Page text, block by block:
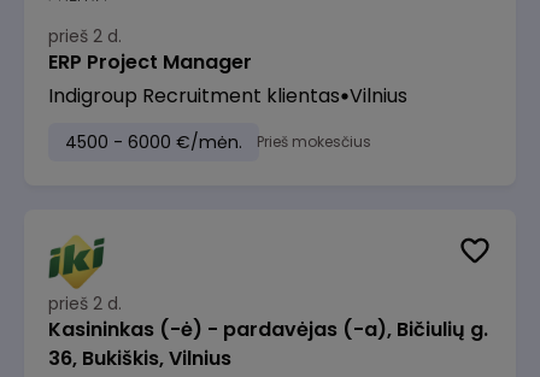
prieš 2 d.
ERP Project Manager
Indigroup Recruitment klientas Vilnius
4500 - 6000 €/mėn. Prieš mokesčius
prieš 2 d.
Kasininkas (-ė) - pardavėjas (-a), Bičiulių g.
36, Bukiškis, Vilnius